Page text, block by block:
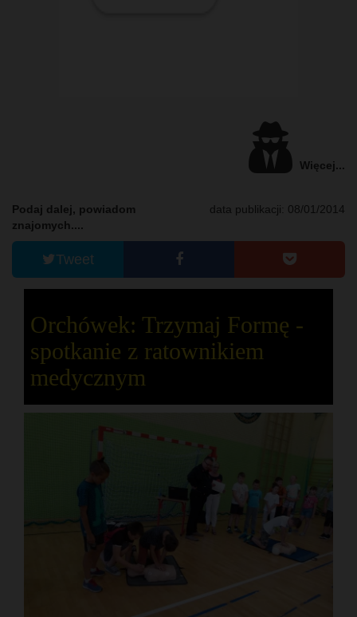
Więcej...
data publikacji: 08/01/2014
Podaj dalej, powiadom
znajomych....
Tweet
Orchówek: Trzymaj Formę -
spotkanie z ratownikiem
medycznym